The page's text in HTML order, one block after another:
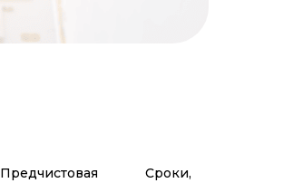
Предчистовая
Сроки,